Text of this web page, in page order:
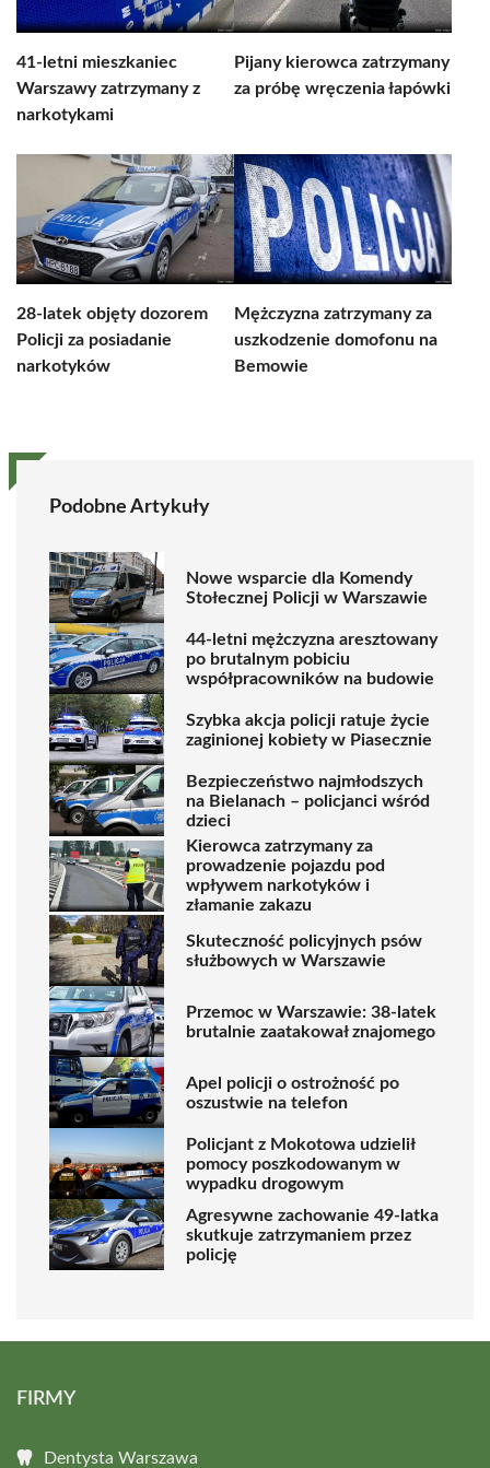
41-letni mieszkaniec
Warszawy zatrzymany z
narkotykami
Pijany kierowca zatrzymany
za próbę wręczenia łapówki
28-latek objęty dozorem
Policji za posiadanie
narkotyków
Mężczyzna zatrzymany za
uszkodzenie domofonu na
Bemowie
Podobne Artykuły
Nowe wsparcie dla Komendy
Stołecznej Policji w Warszawie
44-letni mężczyzna aresztowany
po brutalnym pobiciu
współpracowników na budowie
Szybka akcja policji ratuje życie
zaginionej kobiety w Piasecznie
Bezpieczeństwo najmłodszych
na Bielanach – policjanci wśród
dzieci
Kierowca zatrzymany za
prowadzenie pojazdu pod
wpływem narkotyków i
złamanie zakazu
Skuteczność policyjnych psów
służbowych w Warszawie
Przemoc w Warszawie: 38-latek
brutalnie zaatakował znajomego
Apel policji o ostrożność po
oszustwie na telefon
Policjant z Mokotowa udzielił
pomocy poszkodowanym w
wypadku drogowym
Agresywne zachowanie 49-latka
skutkuje zatrzymaniem przez
policję
FIRMY
Dentysta Warszawa